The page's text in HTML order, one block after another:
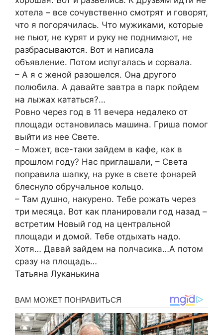
хотела – все сочувственно смотрят и говорят,
что я погорячилась. Что мужиками, которые
не пьют, не курят и руку не поднимают, не
разбрасываются. Вот и написала
объявление. Потом испугалась и сорвала.
– А я с женой разошелся. Она другого
полюбила. А давайте завтра в парк пойдем
на лыжах кататься?…
Ровно через год в 11 вечера недалеко от
площади остановилась машина. Гриша помог
выйти из нее Свете.
– Может, все-таки зайдем в кафе, как в
прошлом году? Нас приглашали, – Света
поправила шапку, на руке в свете фонарей
блеснуло обручальное кольцо.
– Там душно, накурено. Тебе рожать через
три месяца. Вот как планировали год назад –
встретим Новый год на центральной
площади и домой. Тебе отдыхать надо.
Хотя… Давай зайдем на полчасика…А потом
сразу на площадь…
Татьяна Луканькина